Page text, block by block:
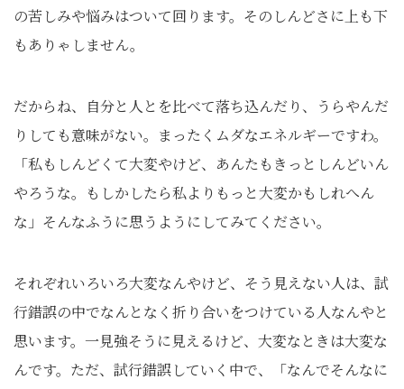
の苦しみや悩みはついて回ります。そのしんどさに上も下
もありゃしません。
だからね、自分と人とを比べて落ち込んだり、うらやんだ
りしても意味がない。まったくムダなエネルギーですわ。
「私もしんどくて大変やけど、あんたもきっとしんどいん
やろうな。もしかしたら私よりもっと大変かもしれへん
な」そんなふうに思うようにしてみてください。
それぞれいろいろ大変なんやけど、そう見えない人は、試
行錯誤の中でなんとなく折り合いをつけている人なんやと
思います。一見強そうに見えるけど、大変なときは大変な
んです。ただ、試行錯誤していく中で、「なんでそんなに